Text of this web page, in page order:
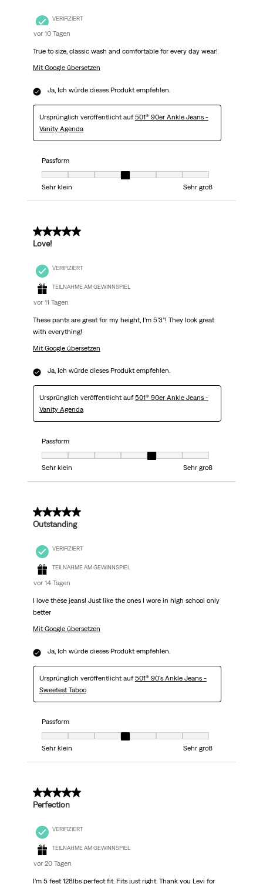
VERIFIZIERT
vor 10 Tagen
True to size, classic wash and comfortable for every day wear!
Mit Google übersetzen
Ja, Ich würde dieses Produkt empfehlen.
Ursprünglich veröffentlicht auf501® 90er Ankle Jeans -
Vanity Agenda
Passform
Passform, 4 von 7, wobei 1 gleich Sehr klein ist und 7 gleich Sehr groß
Sehr klein
Sehr groß
5 von 5 Sternen.
Love!
VERIFIZIERT
TEILNAHME AM GEWINNSPIEL
vor 11 Tagen
These pants are great for my height, I’m 5’3”! They look great
with everything!
Mit Google übersetzen
Ja, Ich würde dieses Produkt empfehlen.
Ursprünglich veröffentlicht auf501® 90er Ankle Jeans -
Vanity Agenda
Passform
Passform, 5 von 7, wobei 1 gleich Sehr klein ist und 7 gleich Sehr groß
Sehr klein
Sehr groß
5 von 5 Sternen.
Outstanding
VERIFIZIERT
TEILNAHME AM GEWINNSPIEL
vor 14 Tagen
I love these jeans! Just like the ones I wore in high school only
better
Mit Google übersetzen
Ja, Ich würde dieses Produkt empfehlen.
Ursprünglich veröffentlicht auf501® 90's Ankle Jeans -
Sweetest Taboo
Passform
Passform, 4 von 7, wobei 1 gleich Sehr klein ist und 7 gleich Sehr groß
Sehr klein
Sehr groß
5 von 5 Sternen.
Perfection
VERIFIZIERT
TEILNAHME AM GEWINNSPIEL
vor 20 Tagen
I’m 5 feet 128lbs perfect fit. Fits just right. Thank you Levi for